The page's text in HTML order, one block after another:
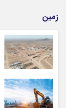
زمین